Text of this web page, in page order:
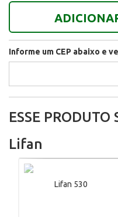
Informe um CEP abaixo e
ESSE PRODUTO
Lifan
Lifan 530